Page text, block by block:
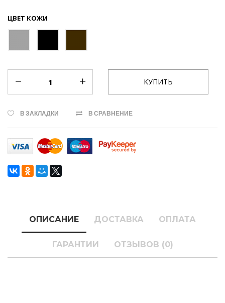
ЦВЕТ КОЖИ
В ЗАКЛАДКИ В СРАВНЕНИЕ
ОПИСАНИЕ ДОСТАВКА ОПЛАТА
ГАРАНТИИ ОТЗЫВОВ (0)